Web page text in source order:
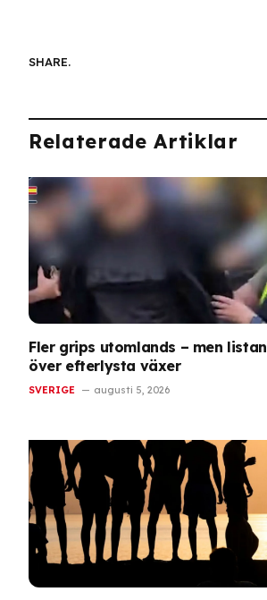
SHARE.
Relaterade Artiklar
Fler grips utomlands – men listan
över efterlysta växer
SVERIGE augusti 5, 2026